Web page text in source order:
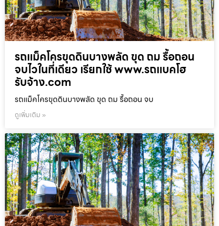
รถแม็คโครขุดดินบางพลัด ขุด ถม รื้อถอน
จบไวในที่เดียว เรียกใช้ www.รถแบคโฮ
รับจ้าง.com
รถแม็คโครขุดดินบางพลัด ขุด ถม รื้อถอน จบ
ดูเพิ่มเติม »